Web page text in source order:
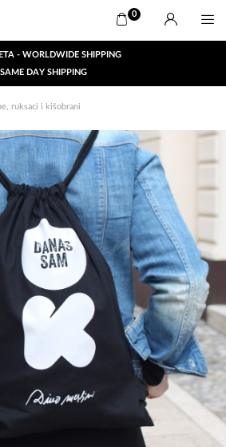
0
- WORLDWIDE SHIPPING
DAY SHIPPING
ruksaci i kišobrani